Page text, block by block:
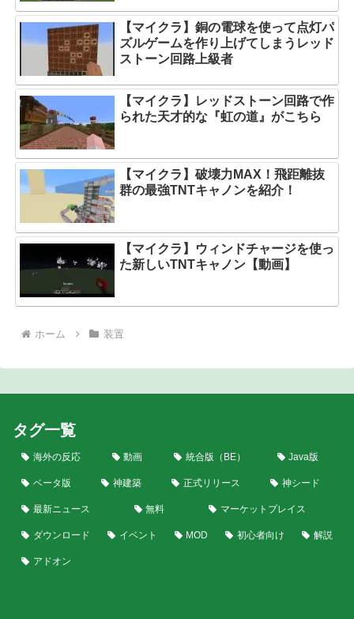
【マイクラ】銅の電球を使って点灯パ
ズルゲームを作り上げてしまうレッド
ストーン回路上級者
【マイクラ】レッドストーン回路で作
られた天才的な『虹の道』がこちら
【マイクラ】破壊力MAX！飛距離抜
群の最強TNTキャノンを紹介！
【マイクラ】ウィンドチャージを使っ
た新しいTNTキャノン【動画】
ホーム 装置
タグ一覧
海外の反応 動画 統合版（BE） Java版
ベータ版 神建築 正式リリース 神シード
最新ニュース 無料 マーケットプレイス
ダウンロード イベント MOD 初心者向け 解説
アドオン